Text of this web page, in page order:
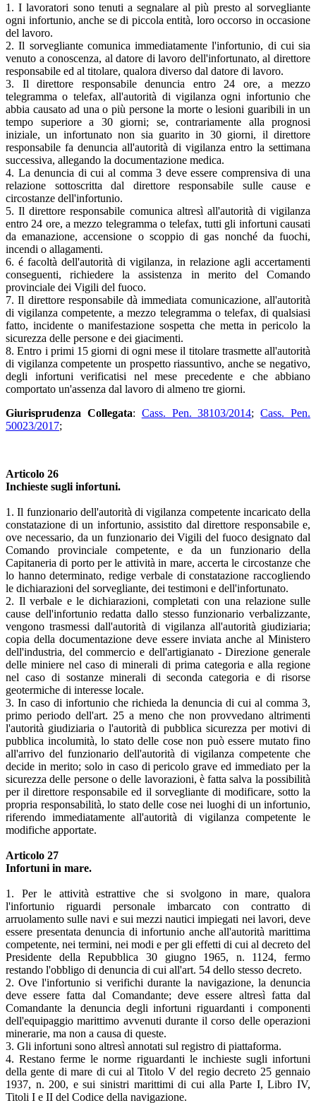
1. I lavoratori sono tenuti a segnalare al più presto al sorvegliante
ogni infortunio, anche se di piccola entità, loro occorso in occasione
del lavoro.
2. Il sorvegliante comunica immediatamente l'infortunio, di cui sia
venuto a conoscenza, al datore di lavoro dell'infortunato, al direttore
responsabile ed al titolare, qualora diverso dal datore di lavoro.
3. Il direttore responsabile denuncia entro 24 ore, a mezzo
telegramma o telefax, all'autorità di vigilanza ogni infortunio che
abbia causato ad una o più persone la morte o lesioni guaribili in un
tempo superiore a 30 giorni; se, contrariamente alla prognosi
iniziale, un infortunato non sia guarito in 30 giorni, il direttore
responsabile fa denuncia all'autorità di vigilanza entro la settimana
successiva, allegando la documentazione medica.
4. La denuncia di cui al comma 3 deve essere comprensiva di una
relazione sottoscritta dal direttore responsabile sulle cause e
circostanze dell'infortunio.
5. Il direttore responsabile comunica altresì all'autorità di vigilanza
entro 24 ore, a mezzo telegramma o telefax, tutti gli infortuni causati
da emanazione, accensione o scoppio di gas nonché da fuochi,
incendi o allagamenti.
6. é facoltà dell'autorità di vigilanza, in relazione agli accertamenti
conseguenti, richiedere la assistenza in merito del Comando
provinciale dei Vigili del fuoco.
7. Il direttore responsabile dà immediata comunicazione, all'autorità
di vigilanza competente, a mezzo telegramma o telefax, di qualsiasi
fatto, incidente o manifestazione sospetta che metta in pericolo la
sicurezza delle persone e dei giacimenti.
8. Entro i primi 15 giorni di ogni mese il titolare trasmette all'autorità
di vigilanza competente un prospetto riassuntivo, anche se negativo,
degli infortuni verificatisi nel mese precedente e che abbiano
comportato un'assenza dal lavoro di almeno tre giorni.
Giurisprudenza Collegata: Cass. Pen. 38103/2014;Cass. Pen.
50023/2017;
Articolo 26
Inchieste sugli infortuni.
1. Il funzionario dell'autorità di vigilanza competente incaricato della
constatazione di un infortunio, assistito dal direttore responsabile e,
ove necessario, da un funzionario dei Vigili del fuoco designato dal
Comando provinciale competente, e da un funzionario della
Capitaneria di porto per le attività in mare, accerta le circostanze che
lo hanno determinato, redige verbale di constatazione raccogliendo
le dichiarazioni del sorvegliante, dei testimoni e dell'infortunato.
2. Il verbale e le dichiarazioni, completati con una relazione sulle
cause dell'infortunio redatta dallo stesso funzionario verbalizzante,
vengono trasmessi dall'autorità di vigilanza all'autorità giudiziaria;
copia della documentazione deve essere inviata anche al Ministero
dell'industria, del commercio e dell'artigianato - Direzione generale
delle miniere nel caso di minerali di prima categoria e alla regione
nel caso di sostanze minerali di seconda categoria e di risorse
geotermiche di interesse locale.
3. In caso di infortunio che richieda la denuncia di cui al comma 3,
primo periodo dell'art. 25 a meno che non provvedano altrimenti
l'autorità giudiziaria o l'autorità di pubblica sicurezza per motivi di
pubblica incolumità, lo stato delle cose non può essere mutato fino
all'arrivo del funzionario dell'autorità di vigilanza competente che
decide in merito; solo in caso di pericolo grave ed immediato per la
sicurezza delle persone o delle lavorazioni, è fatta salva la possibilità
per il direttore responsabile ed il sorvegliante di modificare, sotto la
propria responsabilità, lo stato delle cose nei luoghi di un infortunio,
riferendo immediatamente all'autorità di vigilanza competente le
modifiche apportate.
Articolo 27
Infortuni in mare.
1. Per le attività estrattive che si svolgono in mare, qualora
l'infortunio riguardi personale imbarcato con contratto di
arruolamento sulle navi e sui mezzi nautici impiegati nei lavori, deve
essere presentata denuncia di infortunio anche all'autorità marittima
competente, nei termini, nei modi e per gli effetti di cui al decreto del
Presidente della Repubblica 30 giugno 1965, n. 1124, fermo
restando l'obbligo di denuncia di cui all'art. 54 dello stesso decreto.
2. Ove l'infortunio si verifichi durante la navigazione, la denuncia
deve essere fatta dal Comandante; deve essere altresì fatta dal
Comandante la denuncia degli infortuni riguardanti i componenti
dell'equipaggio marittimo avvenuti durante il corso delle operazioni
minerarie, ma non a causa di queste.
3. Gli infortuni sono altresì annotati sul registro di piattaforma.
4. Restano ferme le norme riguardanti le inchieste sugli infortuni
della gente di mare di cui al Titolo V del regio decreto 25 gennaio
1937, n. 200, e sui sinistri marittimi di cui alla Parte I, Libro IV,
Titoli I e II del Codice della navigazione.